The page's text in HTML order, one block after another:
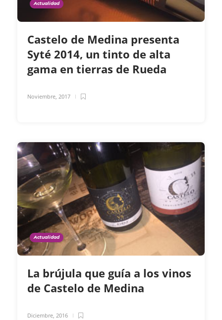
Actualidad
Castelo de Medina presenta
Syté 2014, un tinto de alta
gama en tierras de Rueda
Noviembre, 2017
Actualidad
La brújula que guía a los vinos
de Castelo de Medina
Diciembre, 2016